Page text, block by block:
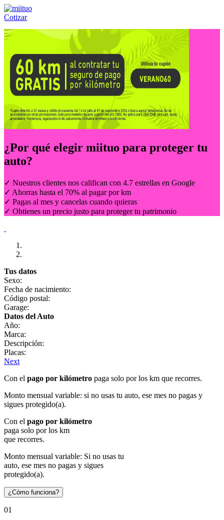
Cotizar
Llámanos al:(55) 84-21-05-00 ó
¿Por qué elegir miituo para proteger tu
auto?
✓ Nuestros clientes nos califican con 4.7 estrellas en Google
✓ Ahorras hasta el 70% al pagar por km
✓ Pagas al mes y cancelas cuando quieras
✓ Obtienes un precio justo para proteger tu patrimonio
Tus datos
Sexo:
Fecha de nacimiento:
Código postal:
Garage:
Datos del Auto
Año:
Marca:
Descripción:
Placas:
Next
Con el pago por kilómetro paga solo por los km que recorres.
Monto mensual variable: si no usas tu auto, ese mes no pagas y
sigues protegido(a).
Con el pago por kilómetro
paga solo por los km
que recorres.
Monto mensual variable: Si no usas tu
auto, ese mes no pagas y sigues
protegido(a).
¿Cómo funciona?
01